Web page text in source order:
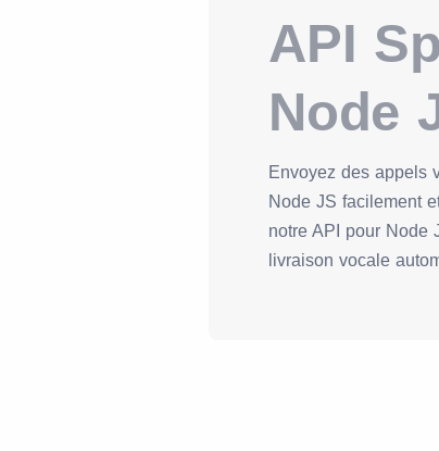
API
Node
Envoyez des appels
Node JS facilement
notre API pour Node
livraison vocale